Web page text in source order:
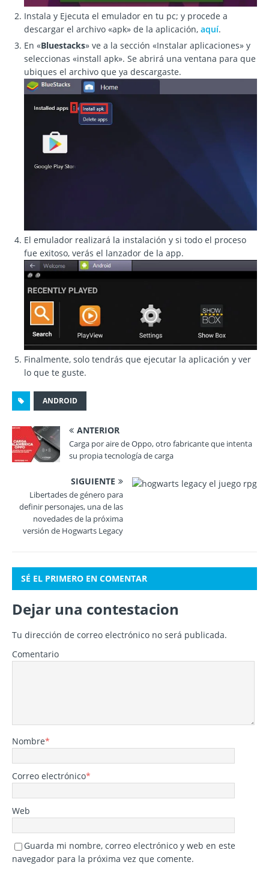
Instala y Ejecuta el emulador en tu pc; y procede a
descargar el archivo «apk» de la aplicación, aquí.
En «Bluestacks» ve a la sección «Instalar aplicaciones» y
seleccionas «install apk». Se abrirá una ventana para que
ubiques el archivo que ya descargaste.
El emulador realizará la instalación y si todo el proceso
fue exitoso, verás el lanzador de la app.
Finalmente, solo tendrás que ejecutar la aplicación y ver
lo que te guste.
ANDROID
ANTERIOR
Carga por aire de Oppo, otro fabricante que intenta
su propia tecnología de carga
SIGUIENTE
Libertades de género para
definir personajes, una de las
novedades de la próxima
versión de Hogwarts Legacy
SÉ EL PRIMERO EN COMENTAR
Dejar una contestacion
Tu dirección de correo electrónico no será publicada.
Comentario
Nombre*
Correo electrónico*
Web
Guarda mi nombre, correo electrónico y web en este
navegador para la próxima vez que comente.